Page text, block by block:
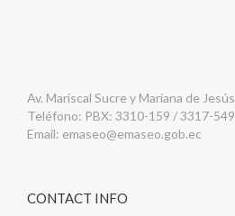
Av. Mariscal Sucre y Mariana de Jesús
Teléfono: PBX: 3310-159 / 3317-549
Email: emaseo@emaseo.gob.ec
CONTACT INFO